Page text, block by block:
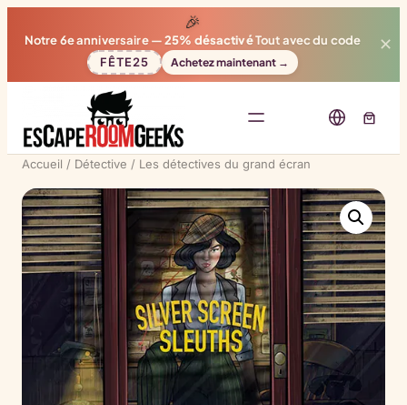
🎉
Notre 6e anniversaire —25% désactivéTout avec du code
FÊTE25
Achetez maintenant →
✕
Accueil / Détective / Les détectives du grand écran